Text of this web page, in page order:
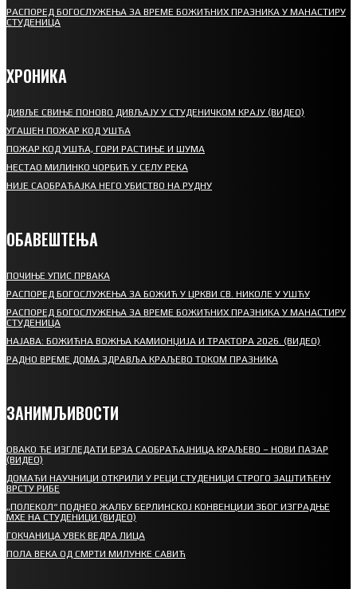
РАСПОРЕД БОГОСЛУЖЕЊА ЗА ВРЕМЕ БОЖИЋНИХ ПРАЗНИКА У МАНАСТИРУ
СТУДЕНИЦА
ХРОНИКА
ДИВЉЕ СВИЊЕ ПОНОВО ДИВЉАЈУ У СТУДЕНИЧКОМ КРАЈУ (ВИДЕО)
УГАШЕН ПОЖАР КОД УШЋА
ПОЖАР КОД УШЋА, ГОРИ РАСТИЊЕ И ШУМА
НЕСТАО МИЛИНКО ЧОРБИЋ У СЕЛУ РЕКА
НИЈЕ САОБРАЋАЈКА НЕГО УБИСТВО НА РУДНУ
ОБАВЕШТЕЊА
ПОЧИЊЕ УПИС ПРВАКА
РАСПОРЕД БОГОСЛУЖЕЊА ЗА БОЖИЋ У ЦРКВИ СВ. НИКОЛЕ У УШЋУ
РАСПОРЕД БОГОСЛУЖЕЊА ЗА ВРЕМЕ БОЖИЋНИХ ПРАЗНИКА У МАНАСТИРУ
СТУДЕНИЦА
НАЈАВА: БОЖИЋНА ВОЖЊА КАМИОНЏИЈА И ТРАКТОРА 2026. (ВИДЕО)
РАДНО ВРЕМЕ ДОМА ЗДРАВЉА КРАЉЕВО ТОКОМ ПРАЗНИКА
ЗАНИМЉИВОСТИ
ОВАКО ЋЕ ИЗГЛЕДАТИ БРЗА САОБРАЋАЈНИЦА КРАЉЕВО – НОВИ ПАЗАР
(ВИДЕО)
ДОМАЋИ НАУЧНИЦИ ОТКРИЛИ У РЕЦИ СТУДЕНИЦИ СТРОГО ЗАШТИЋЕНУ
ВРСТУ РИБЕ
„ПОЛЕКОЛ“ ПОДНЕО ЖАЛБУ БЕРЛИНСКОЈ КОНВЕНЦИЈИ ЗБОГ ИЗГРАДЊЕ
МХЕ НА СТУДЕНИЦИ (ВИДЕО)
ГОКЧАНИЦА УВЕК ВЕДРА ЛИЦА
ПОЛА ВЕКА ОД СМРТИ МИЛУНКЕ САВИЋ